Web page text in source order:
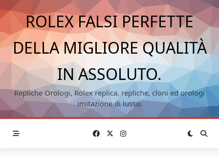
Skip
to
contentROLEX FALSI PERFETTE
DELLA MIGLIORE QUALITÀ
IN ASSOLUTO.
Repliche Orologi, Rolex replica, repliche, cloni ed orologi
imitazione di lusso.